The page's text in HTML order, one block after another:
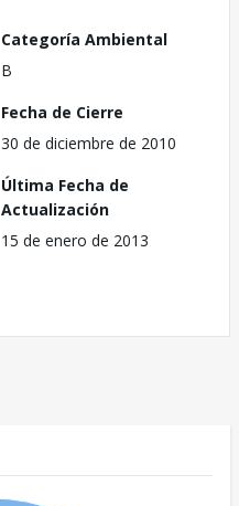
Categoría Ambiental
B
Fecha de Cierre
30 de diciembre de 2010
Última Fecha de
Actualización
15 de enero de 2013